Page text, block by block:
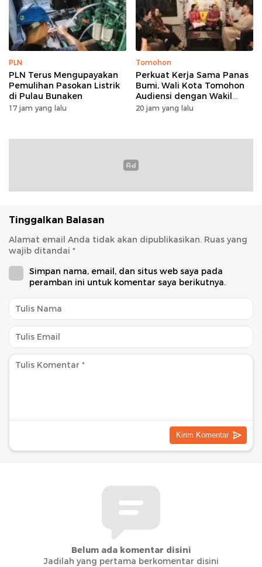
PLN
PLN Terus Mengupayakan
Pemulihan Pasokan Listrik
di Pulau Bunaken
17 jam yang lalu
Tomohon
Perkuat Kerja Sama Panas
Bumi, Wali Kota Tomohon
Audiensi dengan Wakil
Dubes Selandia Baru
20 jam yang lalu
Tinggalkan Balasan
Alamat email Anda tidak akan dipublikasikan. Ruas yang
wajib ditandai *
Simpan nama, email, dan situs web saya pada
peramban ini untuk komentar saya berikutnya.
Belum ada komentar disini
Jadilah yang pertama berkomentar disini